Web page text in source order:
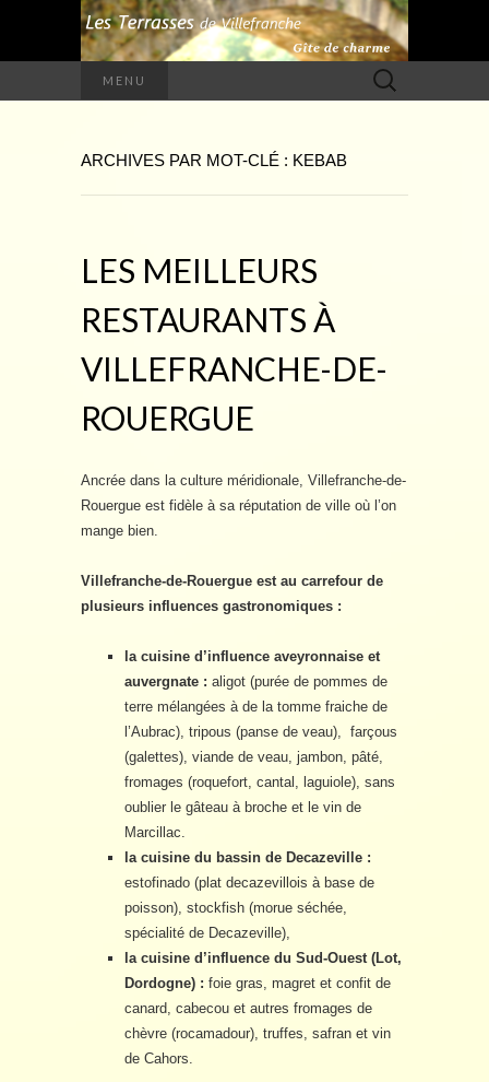
MENU Rechercher :
ARCHIVES PAR MOT-CLÉ : KEBAB
LES MEILLEURS
RESTAURANTS À
VILLEFRANCHE-DE-
ROUERGUE
Ancrée dans la culture méridionale, Villefranche-de-
Rouergue est fidèle à sa réputation de ville où l’on
mange bien.
Villefranche-de-Rouergue est au carrefour de
plusieurs influences gastronomiques :
la cuisine d’influence aveyronnaise et
auvergnate : aligot (purée de pommes de
terre mélangées à de la tomme fraiche de
l’Aubrac), tripous (panse de veau), farçous
(galettes), viande de veau, jambon, pâté,
fromages (roquefort, cantal, laguiole), sans
oublier le gâteau à broche et le vin de
Marcillac.
la cuisine du bassin de Decazeville :
estofinado (plat decazevillois à base de
poisson), stockfish (morue séchée,
spécialité de Decazeville),
la cuisine d’influence du Sud-Ouest (Lot,
Dordogne) : foie gras, magret et confit de
canard, cabecou et autres fromages de
chèvre (rocamadour), truffes, safran et vin
de Cahors.